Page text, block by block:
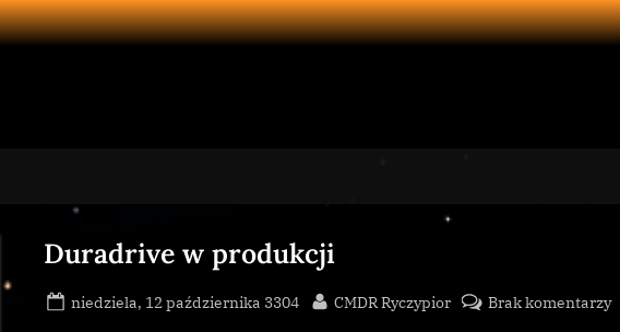
Duradrive w produkcji
Posted
niedziela, 12 października 3304 By
CMDR Ryczypior Brak komentarzydo